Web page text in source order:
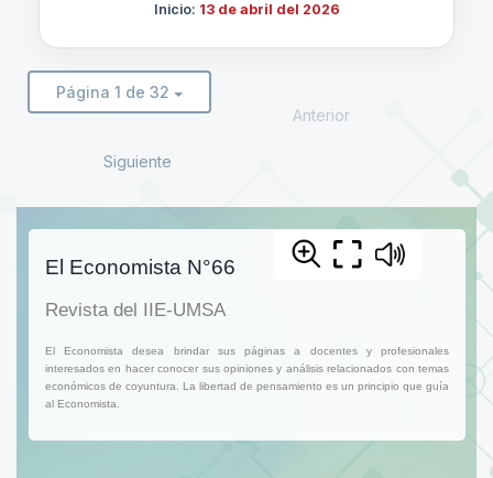
Inicio: 13 de abril del 2026
Página 1 de 32
Anterior
Siguiente